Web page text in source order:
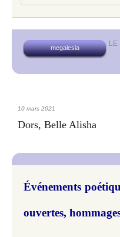
LE
megalesia
10 mars 2021
Dors, Belle Alisha
Événements
ouvertes,